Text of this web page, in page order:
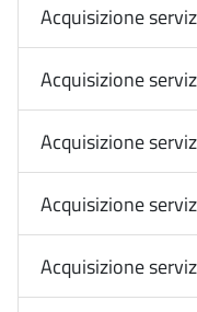
Acquisizione
Acquisizione
Acquisizione
Acquisizione
Acquisizione